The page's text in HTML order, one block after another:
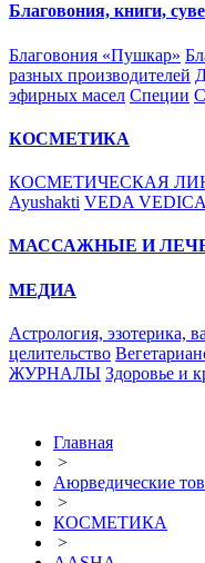
Благовония, книги,
Благовония «Пушкар»
разных производителей
эфирных масел Специи
КОСМЕТИКА
КОСМЕТИЧЕСКАЯ
Ayushakti VEDA VEDICA
МАССАЖНЫЕ И
МЕДИА
Астрология, эзотерика,
целительство
ЖУРНАЛЫ Здоровье и
Главная
>
Аюрведические
>
КОСМЕТИКА
>